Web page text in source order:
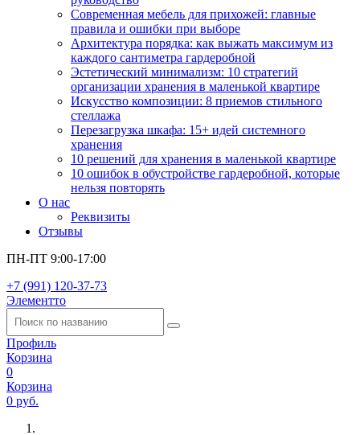
Современная мебель для прихожей: главные
правила и ошибки при выборе
Архитектура порядка: как выжать максимум из
каждого сантиметра гардеробной
Эстетический минимализм: 10 стратегий
организации хранения в маленькой квартире
Искусство композиции: 8 приемов стильного
стеллажа
Перезагрузка шкафа: 15+ идей системного
хранения
10 решений для хранения в маленькой квартире
10 ошибок в обустройстве гардеробной, которые
нельзя повторять
О нас
Реквизиты
Отзывы
ПН-ПТ 9:00-17:00
+7 (991) 120-37-73
Элементто
Профиль
Корзина
0
Корзина
0 руб.